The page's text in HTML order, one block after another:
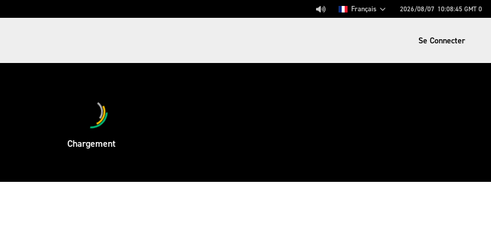
Français 2026/08/07 10:08:45 GMT 0
Se Connecter